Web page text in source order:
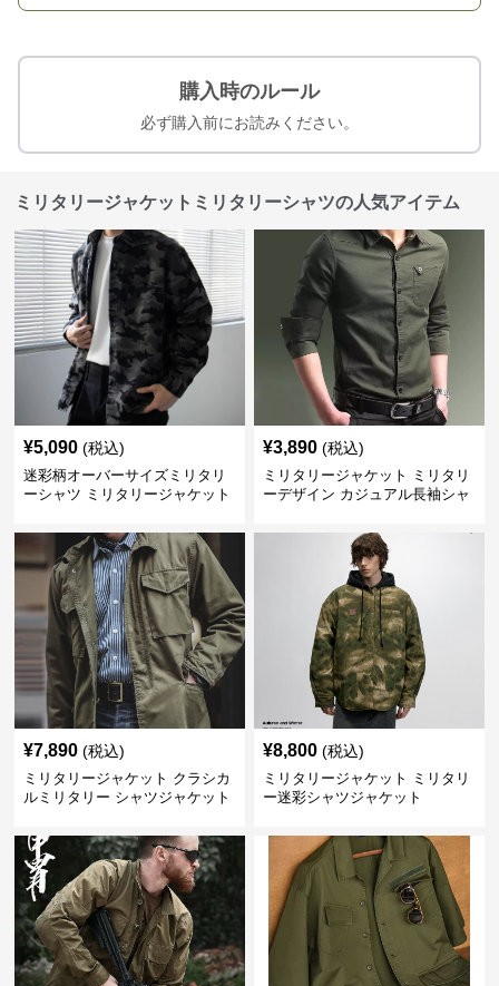
購入時のルール
必ず購入前にお読みください。
ミリタリージャケットミリタリーシャツの人気アイテム
¥5,090 (税込)
迷彩柄オーバーサイズミリタリ
ーシャツ ミリタリージャケット
¥3,890 (税込)
ミリタリージャケット ミリタリ
ーデザイン カジュアル長袖シャ
¥7,890 (税込)
ミリタリージャケット クラシカ
ルミリタリー シャツジャケット
¥8,800 (税込)
ミリタリージャケット ミリタリ
ー迷彩シャツジャケット